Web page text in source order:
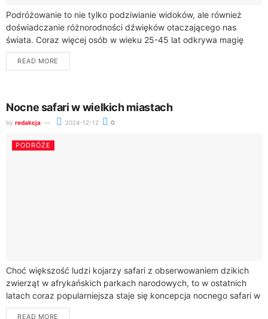
Podróżowanie to nie tylko podziwianie widoków, ale również
doświadczanie różnorodności dźwięków otaczającego nas
świata. Coraz więcej osób w wieku 25-45 lat odkrywa magię
turystyki dźwiękowej, preferując miejsca, gdzie odgłosy natury...
READ MORE
Nocne safari w wielkich miastach
by redakcja 2024-12-12 0
PODRÓŻE
Choć większość ludzi kojarzy safari z obserwowaniem dzikich
zwierząt w afrykańskich parkach narodowych, to w ostatnich
latach coraz popularniejsza staje się koncepcja nocnego safari w
dużych miastach na całym świecie....
READ MORE